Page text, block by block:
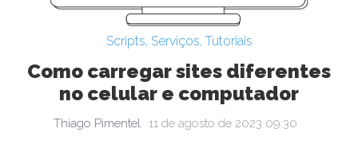
Scripts, Serviços, Tutoriais
Como carregar sites diferentes
no celular e computador
Thiago Pimentel 11 de agosto de 2023 09:30